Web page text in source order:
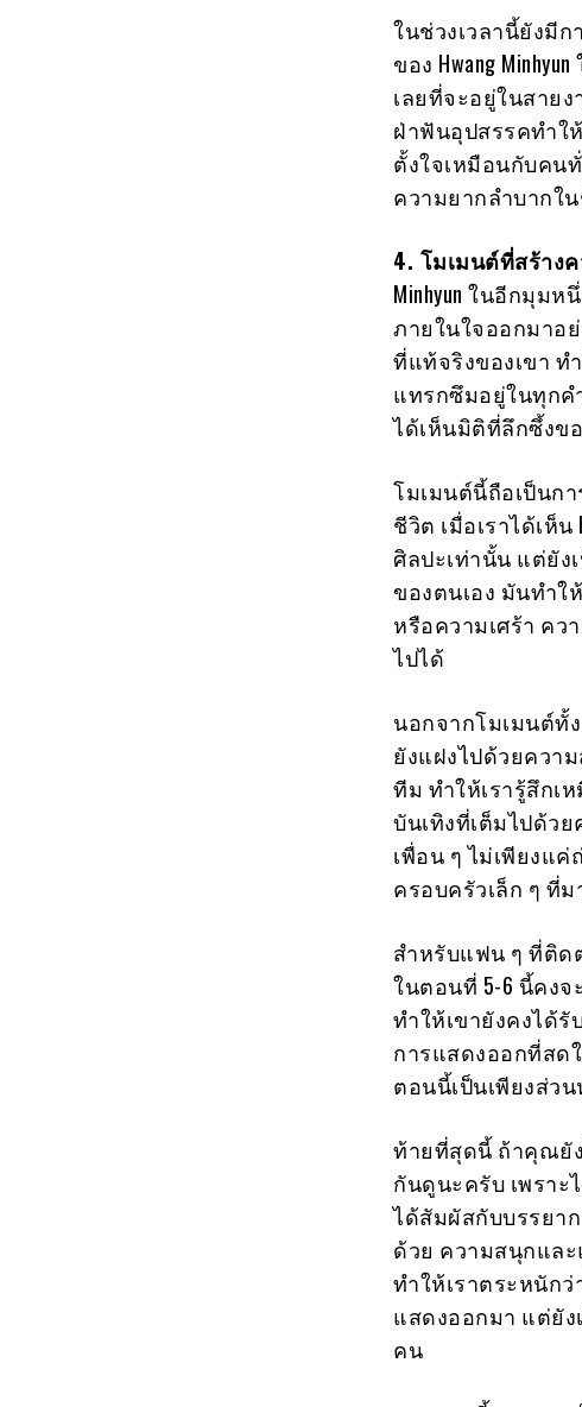
ในช่วงเวลานี้ยังมี
ของ Hwang
เลยที่จะอยู่ในสาย
ฝ่าฟันอุปสรรคทำใ
ตั้งใจเหมือนกับคน
ความยากลำบากใ
4. โมเมนต์ที่สร้าง
Minhyun ในอีกมุม
ภายในใจออกมาอ
ที่แท้จริงของเขา ท
แทรกซึมอยู่ในทุกค
ได้เห็นมิติที่ลึกซึ้งข
โมเมนต์นี้ถือเป็นก
ชีวิต เมื่อเราได้เห็
ศิลปะเท่านั้น แต่ยั
ของตนเอง มันทำใ
หรือความเศร้า คว
ไปได้
นอกจากโมเมนต์ทั้ง
ยังแฝงไปด้วยควา
ทีม ทำให้เรารู้สึกเ
บันเทิงที่เต็มไปด้วย
เพื่อน ๆ ไม่เพียงแ
ครอบครัวเล็ก ๆ ที่
สำหรับแฟน ๆ ที่ติดต
ในตอนที่ 5-6 นี้คง
ทำให้เขายังคงได้
การแสดงออกที่สด
ตอนนี้เป็นเพียงส่ว
ท้ายที่สุดนี้ ถ้าคุณยัง
กันดูนะครับ เพราะ
ได้สัมผัสกับบรรยา
ด้วย ความสนุกแล
ทำให้เราตระหนัก
แสดงออกมา แต่ยั
คน